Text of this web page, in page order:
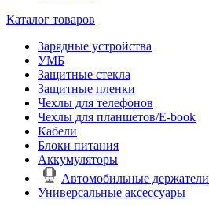
Каталог товаров
Зарядные устройства
УМБ
Защитные стекла
Защитные пленки
Чехлы для телефонов
Чехлы для планшетов/E-book
Кабели
Блоки питания
Аккумуляторы
Автомобильные держатели
Универсальные аксессуары